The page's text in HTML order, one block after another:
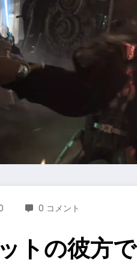
0 コメント
トの彼方で